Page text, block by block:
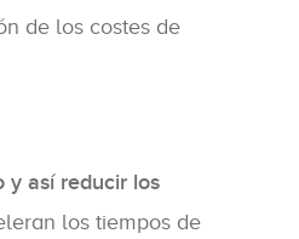
de los costes de
y así reducir los
los tiempos de